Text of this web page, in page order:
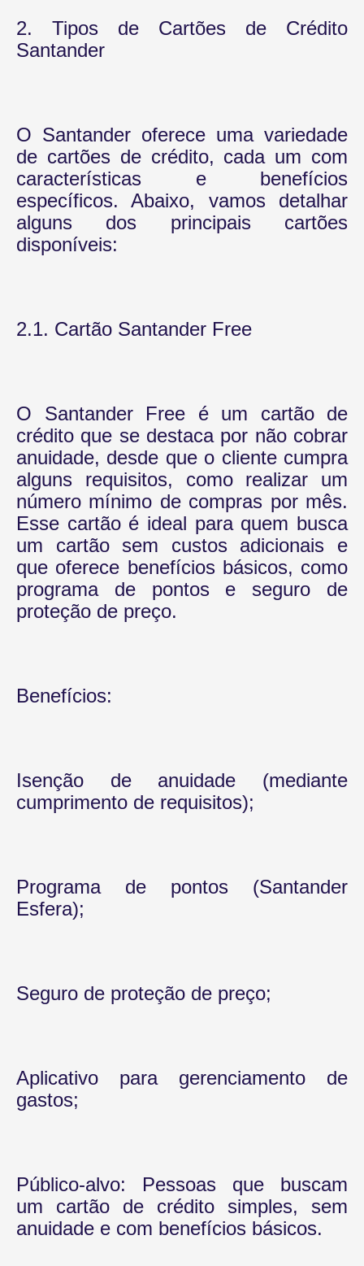
2. Tipos de Cartões de Crédito
Santander
O Santander oferece uma variedade
de cartões de crédito, cada um com
características e benefícios
específicos. Abaixo, vamos detalhar
alguns dos principais cartões
disponíveis:
2.1. Cartão Santander Free
O Santander Free é um cartão de
crédito que se destaca por não cobrar
anuidade, desde que o cliente cumpra
alguns requisitos, como realizar um
número mínimo de compras por mês.
Esse cartão é ideal para quem busca
um cartão sem custos adicionais e
que oferece benefícios básicos, como
programa de pontos e seguro de
proteção de preço.
Benefícios:
Isenção de anuidade (mediante
cumprimento de requisitos);
Programa de pontos (Santander
Esfera);
Seguro de proteção de preço;
Aplicativo para gerenciamento de
gastos;
Público-alvo: Pessoas que buscam
um cartão de crédito simples, sem
anuidade e com benefícios básicos.